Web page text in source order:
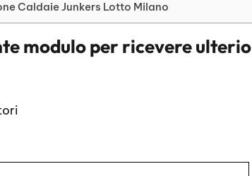
Caldaie Junkers Lotto Milano
modulo per ricevere